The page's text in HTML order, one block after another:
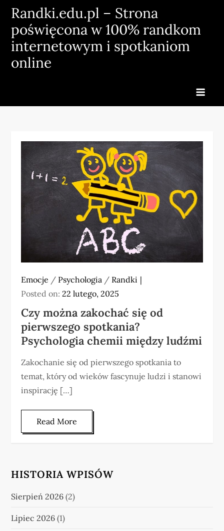
Skip
content
Randki.edu.pl – Strona
poświęcona w 100% randkom
internetowym i spotkaniom
online
Emocje / Psychologia / Randki
Posted on:22 lutego, 2025
Czy można zakochać się od
pierwszego spotkania?
Psychologia chemii między ludźmi
Zakochanie się od pierwszego spotkania to
temat, który od wieków fascynuje ludzi i stanowi
inspirację […]
Read More
HISTORIA WPISÓW
Sierpień 2026 (2)
Lipiec 2026 (1)